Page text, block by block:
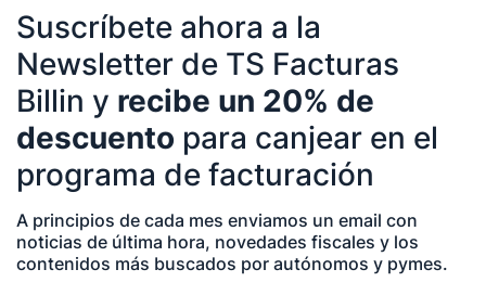
Suscríbete ahora a la
Newsletter de TS Facturas
Billin y recibe un 20% de
descuento para canjear en el
programa de facturación
A principios de cada mes enviamos un email con
noticias de última hora, novedades fiscales y los
contenidos más buscados por autónomos y pymes.